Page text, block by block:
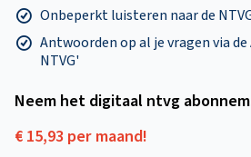
Onbeperkt luisteren naar de
Antwoorden op al je vragen via
NTVG'
Neem het digitaal ntvg
€ 15,93 per maand!